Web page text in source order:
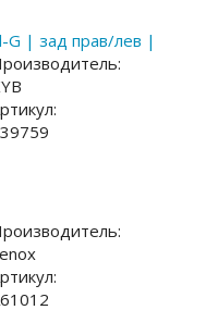
G | зад прав/лев |